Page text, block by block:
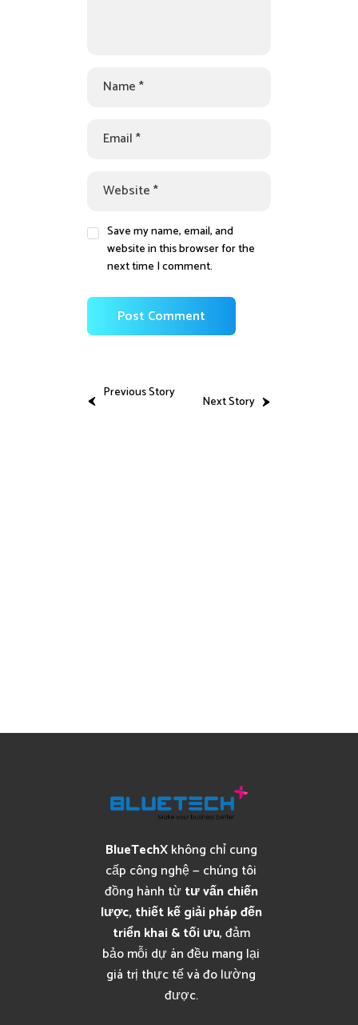
Save my name, email, and
website in this browser for the
next time I comment.
Previous Story Next Story
BlueTechXkhông chỉ cung
cấp công nghệ — chúng tôi
đồng hành từtư vấn chiến
lược, thiết kế giải pháp đến
triển khai & tối ưu, đảm
bảo mỗi dự án đều mang lại
giá trị thực tế và đo lường
được.